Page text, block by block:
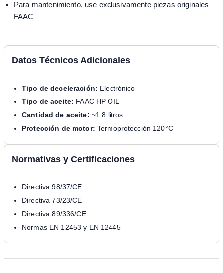
Para mantenimiento, use exclusivamente piezas originales
FAAC
Datos Técnicos Adicionales
Tipo de deceleración: Electrónico
Tipo de aceite: FAAC HP OIL
Cantidad de aceite: ~1.8 litros
Protección de motor: Termoprotección 120°C
Normativas y Certificaciones
Directiva 98/37/CE
Directiva 73/23/CE
Directiva 89/336/CE
Normas EN 12453 y EN 12445